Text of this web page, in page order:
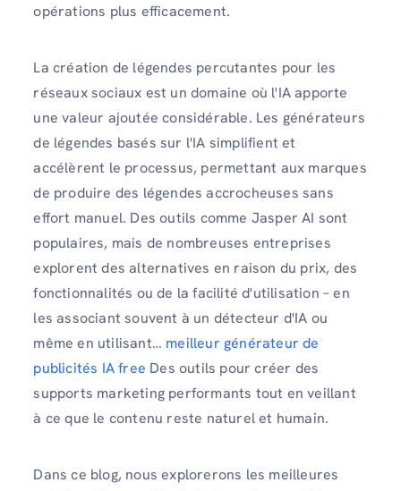
opérations plus efficacement.
La création de légendes percutantes pour les
réseaux sociaux est un domaine où l'IA apporte
une valeur ajoutée considérable. Les générateurs
de légendes basés sur l'IA simplifient et
accélèrent le processus, permettant aux marques
de produire des légendes accrocheuses sans
effort manuel. Des outils comme Jasper AI sont
populaires, mais de nombreuses entreprises
explorent des alternatives en raison du prix, des
fonctionnalités ou de la facilité d'utilisation – en
les associant souvent à un détecteur d'IA ou
même en utilisant… meilleur générateur de
publicités IA free Des outils pour créer des
supports marketing performants tout en veillant
à ce que le contenu reste naturel et humain.
Dans ce blog, nous explorerons les meilleures